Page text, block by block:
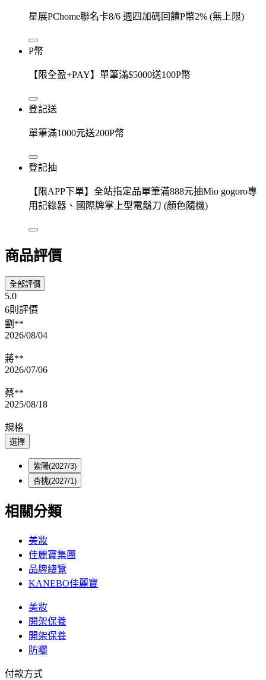
星展PChome聯名卡8/6 週四加碼回饋P幣2% (無上限)
P幣
【限全盈+PAY】單筆滿$5000送100P幣
登記送
單筆滿1000元送200P幣
登記抽
【限APP下單】全站指定品單筆滿888元抽Mio gogoro專
用記錄器、國際牌掌上型電鬍刀 (顏色隨機)
商品評價
全部評價
5.0
6則評價
劉**
2026/08/04
蔣**
2026/07/06
蔡**
2025/08/18
規格
選擇
紫陽(2027/3)
杏桃(2027/1)
相關分類
美妝
佳麗寶集團
品牌總覽
KANEBO佳麗寶
美妝
開架保養
開架保養
防曬
付款方式